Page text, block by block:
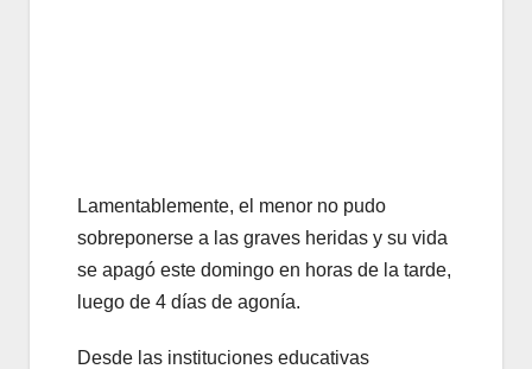
Lamentablemente, el menor no pudo
sobreponerse a las graves heridas y su vida
se apagó este domingo en horas de la tarde,
luego de 4 días de agonía.
Desde las instituciones educativas